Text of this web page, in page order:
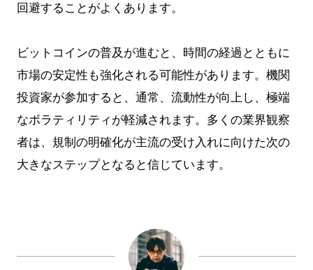
回避することがよくあります。
ビットコインの普及が進むと、時間の経過とともに
市場の安定性も強化される可能性があります。機関
投資家が参加すると、通常、流動性が向上し、極端
なボラティリティが軽減されます。多くの業界観察
者は、規制の明確化が主流の受け入れに向けた次の
大きなステップとなると信じています。